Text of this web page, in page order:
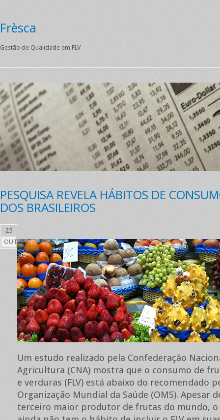
Frèsca
Gestão de Qualidade em FLV
PESQUISA REVELA HÁBITOS DE
DOS BRASILEIROS
25
OUT
Um estudo realizado pela Confederação
Agricultura (CNA) mostra que o consumo de
e verduras (FLV) está abaixo do recomendado
Organização Mundial da Saúde (OMS). Apesar
terceiro maior produtor de frutas do mundo,